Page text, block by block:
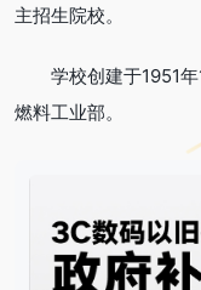
主招生院校。
学校创建于1951
燃料工业部。